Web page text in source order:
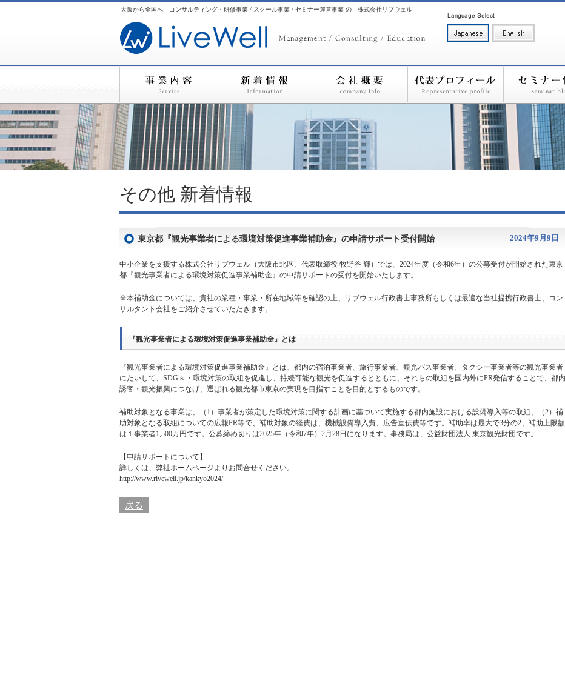
大阪から全国へ コンサルティング・研修事業 / スクール事業 / セミナー運営事業 の 株式会社リブウェル
その他 新着情報
東京都『観光事業者による環境対策促進事業補助金』の申請サポート受付開始 2024年9月9日
中小企業を支援する株式会社リブウェル（大阪市北区、代表取締役 牧野谷 輝）では、2024年度（令和6年）の公募受付が開始された東京
都『観光事業者による環境対策促進事業補助金』の申請サポートの受付を開始いたします。
※本補助金については、貴社の業種・事業・所在地域等を確認の上、リブウェル行政書士事務所もしくは最適な当社提携行政書士、コン
サルタント会社をご紹介させていただきます。
『観光事業者による環境対策促進事業補助金』とは
『観光事業者による環境対策促進事業補助金』とは、都内の宿泊事業者、旅行事業者、観光バス事業者、タクシー事業者等の観光事業者
にたいして、SDGｓ・環境対策の取組を促進し、持続可能な観光を促進するとともに、それらの取組を国内外にPR発信することで、都内
誘客・観光振興につなげ、選ばれる観光都市東京の実現を目指すことを目的とするものです。
補助対象となる事業は、（1）事業者が策定した環境対策に関する計画に基づいて実施する都内施設における設備導入等の取組、（2）補
助対象となる取組についての広報PR等で、補助対象の経費は、機械設備導入費、広告宣伝費等です。補助率は最大で3分の2、補助上限額
は１事業者1,500万円です。公募締め切りは2025年（令和7年）2月28日になります。事務局は、公益財団法人 東京観光財団です。
【申請サポートについて】
詳しくは、 弊社ホームページよりお問合せください。
http://www.rivewell.jp/kankyo2024/
戻る